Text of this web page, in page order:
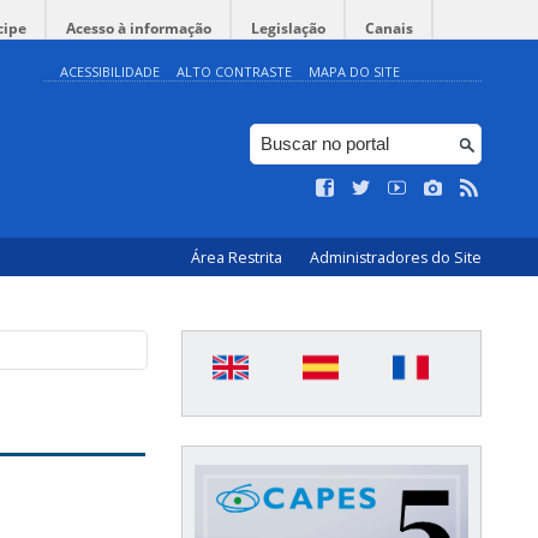
Acesso à informação Legislação Canais
ACESSIBILIDADE ALTO CONTRASTE MAPA DO SITE
Área Restrita Administradores do Site